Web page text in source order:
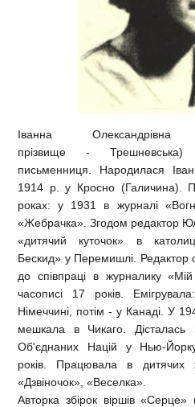
Іванна
прізвище -
письменниця. Народилася
1914 р. у Кросно (Галичина).
роках: у 1931 в журналі
«Жебрачка». Згодом редактор
«дитячий куточок» в
Бескид» у Перемишлі. Редактор
до співпраці в журналику
часописі 17 років.
Німеччині, потім - у Канаді. У
мешкала в Чикаго. Дісталась
Об'єднаних Націй у Нью-
років. Працювала в дитячих
«Дзвіночок», «Веселка».
Авторка збірок віршів «Серце»